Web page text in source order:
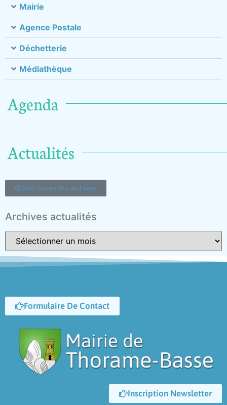
Mairie
Agence Postale
Déchetterie
Médiathèque
Agenda
Actualités
Voir toutes les archives
Archives actualités
Formulaire De Contact
Inscription Newsletter